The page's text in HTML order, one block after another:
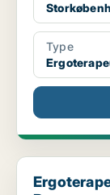
Type
Ergoterapeut til